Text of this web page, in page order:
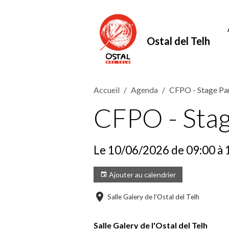
Ostal del Telh
Accueil Agenda CFPO - Stage
CFPO -
Le 10/06/2026 de 09:00à
Ajouter au calendrier
Salle Galery de l'Ostal del Telh
Salle Galery de l'Ostal del Telh